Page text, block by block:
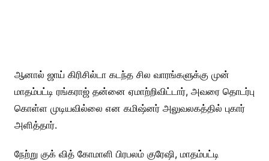
ஆனால் ஜாய் கிரிசில்டா கடந்த சில வாரங்களுக்கு முன்
மாதம்பட்டி ரங்கராஜ் தன்னை ஏமாற்றிவிட்டார், அவரை தொடர்பு
கொள்ள முடியவில்லை என கமிஷ்னர் அலுவலகத்தில் புகார்
அளித்தார்.
நேற்று குக் வித் கோமாளி பிரபலம் குரேஷி, மாதம்பட்டி